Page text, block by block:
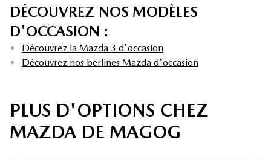
DÉCOUVREZ NOS MODÈLES
D'OCCASION :
•
Découvrez la Mazda 3 d'occasion
•
Découvrez nos berlines Mazda d'occasion
PLUS D'OPTIONS CHEZ
MAZDA DE MAGOG